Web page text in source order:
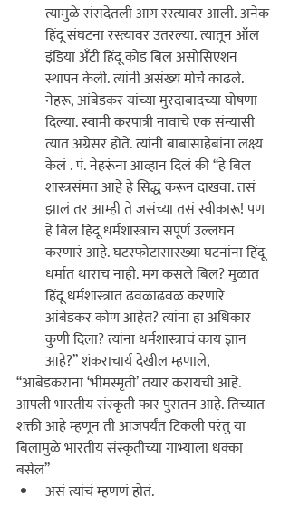
त्यामुळे संसदेतली आग रस्त्यावर आली. अनेक
हिंदू संघटना रस्त्यावर उतरल्या. त्यातून ऑल
इंडिया अँटी हिंदू कोड बिल असोसिएशन
स्थापन केली. त्यांनी असंख्य मोर्चे काढले.
नेहरू, आंबेडकर यांच्या मुरदाबादच्या घोषणा
दिल्या. स्वामी करपात्री नावाचे एक संन्यासी
त्यात अग्रेसर होते. त्यांनी बाबासाहेबांना लक्ष्य
केलं . पं. नेहरूंना आव्हान दिलं की ‘‘हे बिल
शास्त्रसंमत आहे हे सिद्ध करून दाखवा. तसं
झालं तर आम्ही ते जसंच्या तसं स्वीकारू! पण
हे बिल हिंदू धर्मशास्त्राचं संपूर्ण उल्लंघन
करणारं आहे. घटस्फोटासारख्या घटनांना हिंदू
धर्मात थाराच नाही. मग कसले बिल? मुळात
हिंदू धर्मशास्त्रात ढवळाढवळ करणारे
आंबेडकर कोण आहेत? त्यांना हा अधिकार
कुणी दिला? त्यांना धर्मशास्त्राचं काय ज्ञान
आहे?’’ शंकराचार्य देखील म्हणाले,
‘‘आंबेडकरांना ‘भीमस्मृती’ तयार करायची आहे.
आपली भारतीय संस्कृती फार पुरातन आहे. तिच्यात
शक्ती आहे म्हणून ती आजपर्यंत टिकली परंतु या
बिलामुळे भारतीय संस्कृतीच्या गाभ्याला धक्का
बसेल’’
असं त्यांचं म्हणणं होतं.